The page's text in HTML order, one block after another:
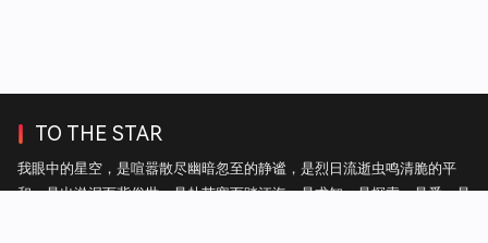
TO THE STAR
我眼中的星空，是喧嚣散尽幽暗忽至的静谧，是烈日流逝虫鸣清脆的平
和，是出淤泥而背俗世，是赴苦寒而踏江海，是求知，是探索，是爱，是